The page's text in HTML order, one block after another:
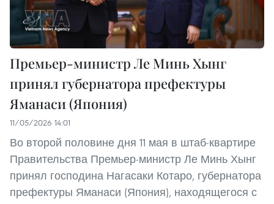
Премьер-министр Ле Минь Хынг
принял губернатора префектуры
Яманаси (Япония)
11/05/2026 14:01
Во второй половине дня 11 мая в штаб-квартире
Правительства Премьер-министр Ле Минь Хынг
принял господина Нагасаки Котаро, губернатора
префектуры Яманаси (Япония), находящегося с